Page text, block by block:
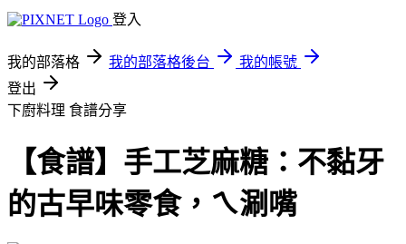
登入
我的部落格 我的部落格後台
我的帳號
登出
下廚料理 食譜分享
【食譜】手工芝麻糖：不黏牙
的古早味零食，ㄟ涮嘴